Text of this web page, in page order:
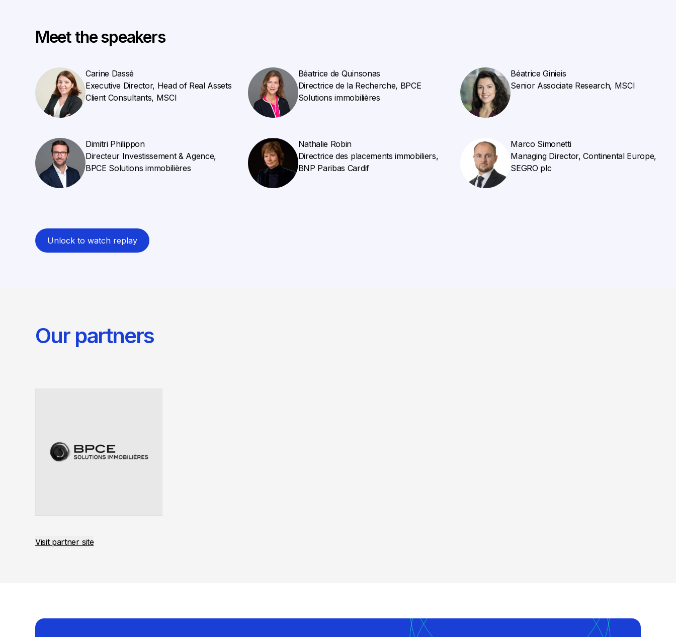
Meet the speakers
Carine Dassé
Executive Director, Head of Real Assets
Client Consultants, MSCI
Béatrice de Quinsonas
Directrice de la Recherche, BPCE
Solutions immobilières
Béatrice Ginieis
Senior Associate Research, MSCI
Dimitri Philippon
Directeur Investissement & Agence,
BPCE Solutions immobilières
Nathalie Robin
Directrice des placements immobiliers,
BNP Paribas Cardif
Marco Simonetti
Managing Director, Continental Europe,
SEGRO plc
Unlock to watch replay
Our partners
Visit partner site